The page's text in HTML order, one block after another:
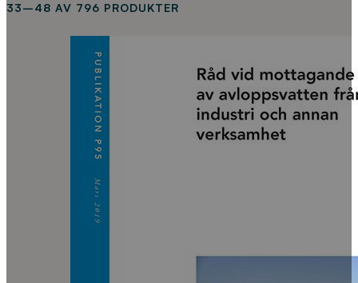
33–48 AV 796 PRODUKTER